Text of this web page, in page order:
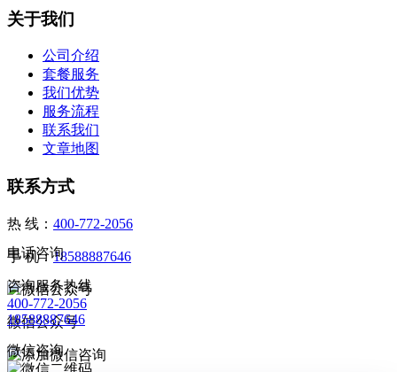
关于我们
公司介绍
套餐服务
我们优势
服务流程
联系我们
文章地图
联系方式
热 线： 400-772-2056
手 机：18588887646
微信公众号
电话咨询
咨询服务热线
400-772-2056
18588887646
微信咨询